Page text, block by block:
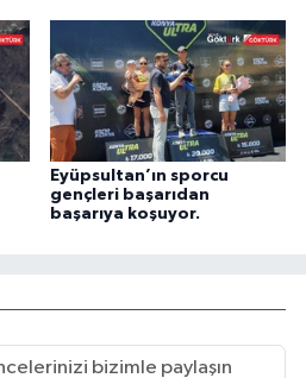
Eyüpsultan’ın sporcu
gençleri başarıdan
başarıya koşuyor.